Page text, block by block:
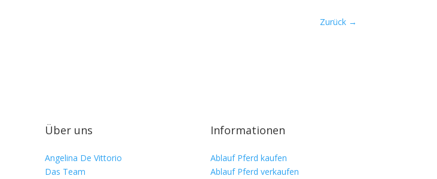
Zurück→
Über uns
Angelina De Vittorio
Das Team
Informationen
Ablauf Pferd kaufen
Ablauf Pferd verkaufen